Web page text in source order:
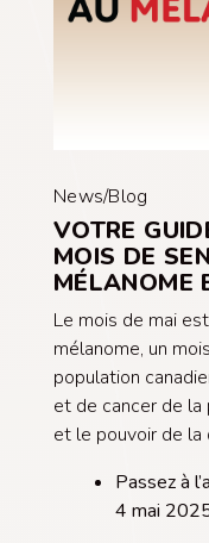
News/Blog
VOTRE
MOIS DE
MÉLANOME
Le mois de mai
mélanome, un
population
et de cancer de la
et le pouvoir de
Passez à
4 mai